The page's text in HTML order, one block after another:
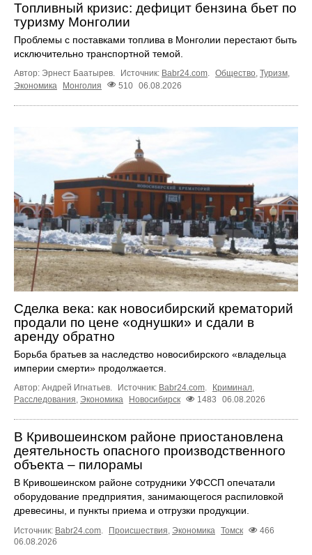
Топливный кризис: дефицит бензина бьет по
туризму Монголии
Проблемы с поставками топлива в Монголии перестают быть
исключительно транспортной темой.
Автор: Эрнест Баатырев. Источник: Babr24.com. Общество, Туризм,
Экономика
Монголия 510 06.08.2026
Сделка века: как новосибирский крематорий
продали по цене «однушки» и сдали в
аренду обратно
Борьба братьев за наследство новосибирского «владельца
империи смерти» продолжается.
Автор: Андрей Игнатьев. Источник: Babr24.com. Криминал,
Расследования, Экономика Новосибирск 1483 06.08.2026
В Кривошеинском районе приостановлена
деятельность опасного производственного
объекта – пилорамы
В Кривошеинском районе сотрудники УФССП опечатали
оборудование предприятия, занимающегося распиловкой
древесины, и пункты приема и отгрузки продукции.
Источник: Babr24.com. Происшествия, Экономика Томск
466
06.08.2026